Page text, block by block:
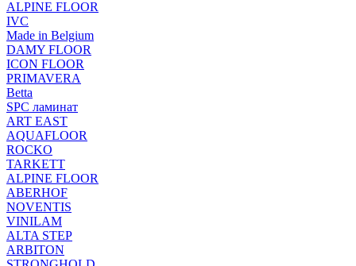
ALPINE FLOOR
IVC
Made in Belgium
DAMY FLOOR
ICON FLOOR
PRIMAVERA
Betta
SPC ламинат
ART EAST
AQUAFLOOR
ROCKO
TARKETT
ALPINE FLOOR
ABERHOF
NOVENTIS
VINILAM
ALTA STEP
ARBITON